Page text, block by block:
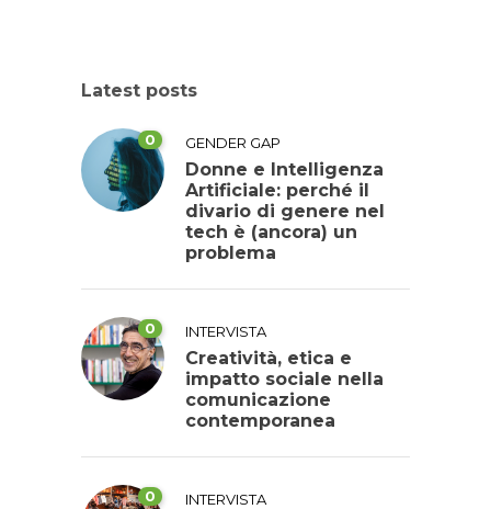
Latest posts
0 GENDER GAP
Donne e Intelligenza
Artificiale: perché il
divario di genere nel
tech è (ancora) un
problema
0 INTERVISTA
Creatività, etica e
impatto sociale nella
comunicazione
contemporanea
0 INTERVISTA